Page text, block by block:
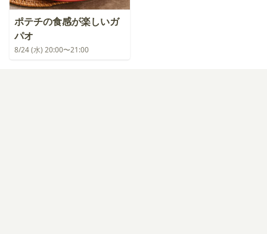
ポテチの食感が楽しいガ
パオ
8/24 (水) 20:00〜21:00